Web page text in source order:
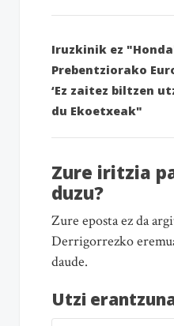
Iruzkinik ez
Prebentziorako
‘Ez zaitez biltzen
du Ekoetxeak"
Zure iritzia
duzu?
Zure eposta ez da
Derrigorrezko
daude.
Utzi